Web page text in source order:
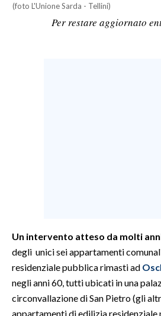
GOSSIP
SALUTE
(foto L'Unione Sarda - Tellini)
Per restare aggiornato
Un intervento atteso da molti
degli unici sei appartamenti
residenziale pubblica rimasti ad
negli anni 60, tutti ubicati in una
circonvallazione di San Pietro (gli
appartamenti di edilizia residenziale